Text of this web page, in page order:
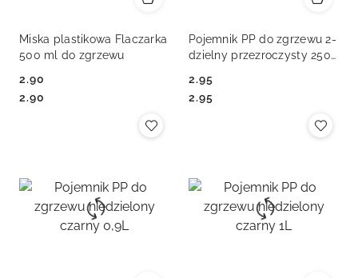
Miska plastikowa Flaczarka
500 ml do zgrzewu
Cena:
2.90
Cena:
2.90
Pojemnik PP do zgrzewu 2-
dzielny przezroczysty 250
Cena:
2.95
Cena:
2.95